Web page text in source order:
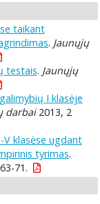
taikant
. Jaunųjų
testais. Jaunųjų
I klasėje
darbai2013, 2
klasėse ugdant
tyrimas.
71.